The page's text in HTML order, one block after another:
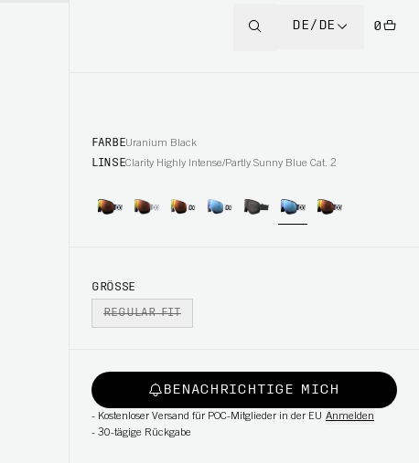
DE/DE 0
FARBEUranium Black
LINSEClarity Highly Intense/Partly Sunny Blue Cat. 2
GRÖSSE
REGULAR FIT
BENACHRICHTIGE MICH
- Kostenloser Versand für POC-Mitglieder in der EU Anmelden
- 30-tägige Rückgabe